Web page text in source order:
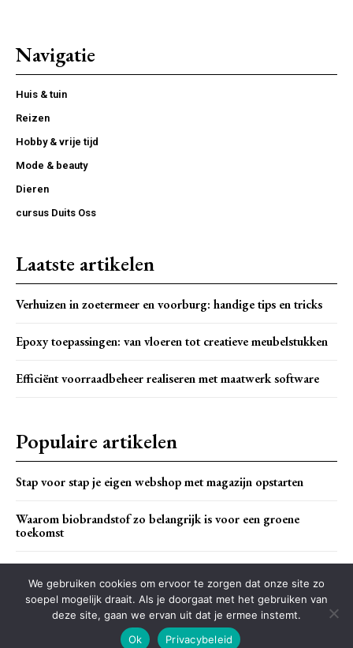
Navigatie
Huis & tuin
Reizen
Hobby & vrije tijd
Mode & beauty
Dieren
cursus Duits Oss
Laatste artikelen
Verhuizen in zoetermeer en voorburg: handige tips en tricks
Epoxy toepassingen: van vloeren tot creatieve meubelstukken
Efficiënt voorraadbeheer realiseren met maatwerk software
Populaire artikelen
Stap voor stap je eigen webshop met magazijn opstarten
Waarom biobrandstof zo belangrijk is voor een groene
toekomst
© 2021 tagDiv. All Rights Reserved. Made with Newspaper Theme.
We gebruiken cookies om ervoor te zorgen dat onze site zo
soepel mogelijk draait. Als je doorgaat met het gebruiken van
deze site, gaan we ervan uit dat je ermee instemt.
Ok
Privacybeleid